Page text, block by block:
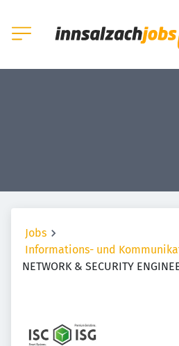
Jobs
Informations- und
NETWORK & SECURITY